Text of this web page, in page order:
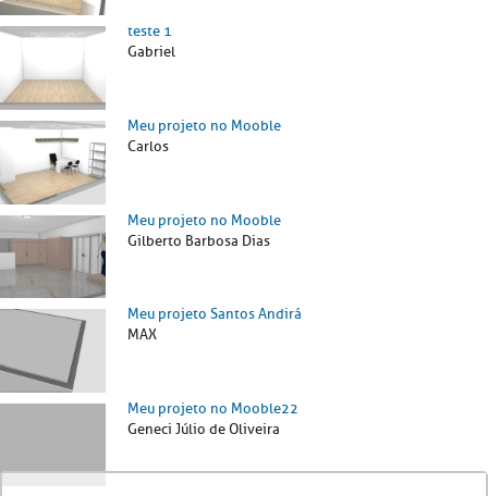
teste 1
Gabriel
Meu projeto no Mooble
Carlos
Meu projeto no Mooble
Gilberto Barbosa Dias
Meu projeto Santos Andirá
MAX
Meu projeto no Mooble22
Geneci Júlio de Oliveira